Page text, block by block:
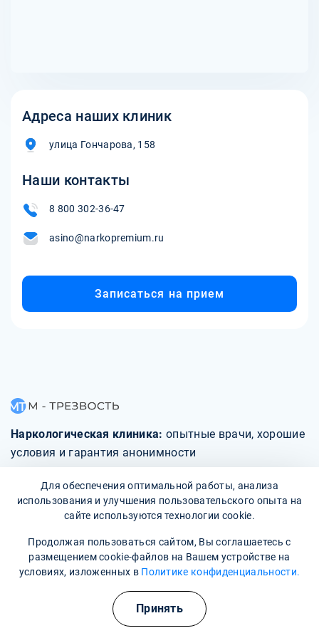
Адреса наших клиник
улица Гончарова, 158
Наши контакты
8 800 302-36-47
asino@narkopremium.ru
Записаться на прием
Наркологическая клиника: опытные врачи, хорошие
условия и гарантия анонимности
Свяжитесь с нами
О клинике
Фотогалерея
Для обеспечения оптимальной работы, анализа
использования и улучшения пользовательского опыта на
сайте используются технологии cookie.
Продолжая пользоваться сайтом, Вы соглашаетесь с
размещением cookie-файлов на Вашем устройстве на
условиях, изложенных в Политике конфиденциальности.
Принять